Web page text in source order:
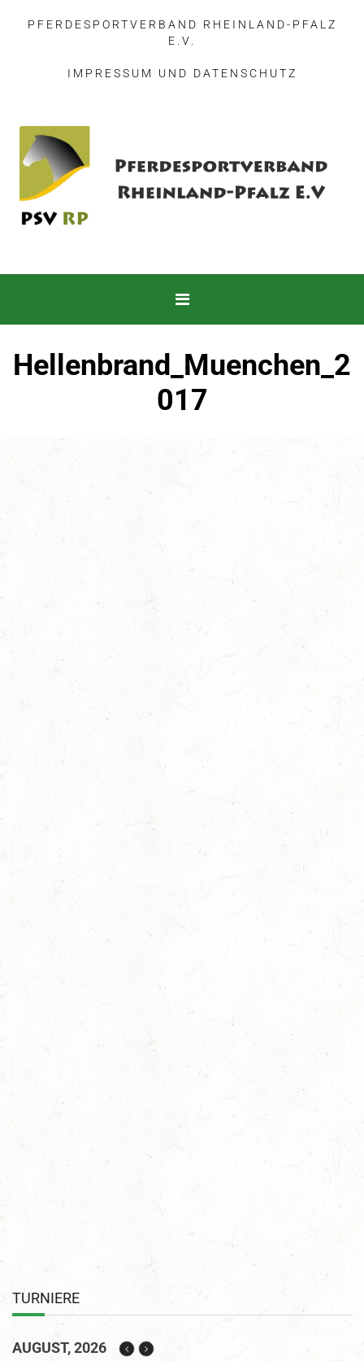
PFERDESPORTVERBAND RHEINLAND-PFALZ
E.V.
IMPRESSUM UND DATENSCHUTZ
Hellenbrand_Muenchen_2
017
August 9th, 2017
Hellenbrand und Lisa Geringk
TURNIERE
AUGUST, 2026